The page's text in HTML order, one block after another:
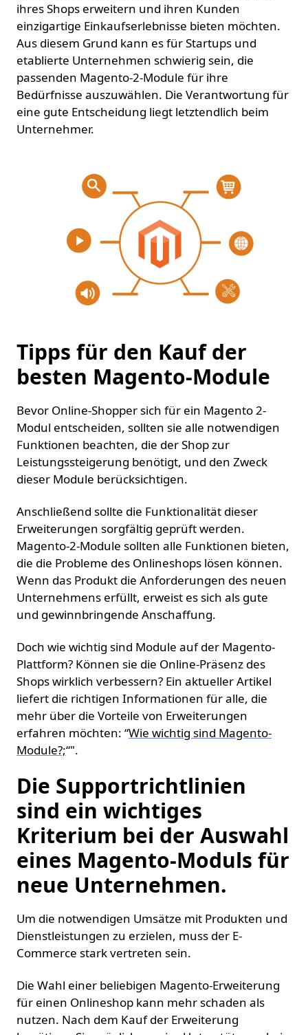
ihres Shops erweitern und ihren Kunden
einzigartige Einkaufserlebnisse bieten möchten.
Aus diesem Grund kann es für Startups und
etablierte Unternehmen schwierig sein, die
passenden Magento-2-Module für ihre
Bedürfnisse auszuwählen. Die Verantwortung für
eine gute Entscheidung liegt letztendlich beim
Unternehmer.
Tipps für den Kauf der
besten Magento-Module
Bevor Online-Shopper sich für ein Magento 2-
Modul entscheiden, sollten sie alle notwendigen
Funktionen beachten, die der Shop zur
Leistungssteigerung benötigt, und den Zweck
dieser Module berücksichtigen.
Anschließend sollte die Funktionalität dieser
Erweiterungen sorgfältig geprüft werden.
Magento-2-Module sollten alle Funktionen bieten,
die die Probleme des Onlineshops lösen können.
Wenn das Produkt die Anforderungen des neuen
Unternehmens erfüllt, erweist es sich als gute
und gewinnbringende Anschaffung.
Doch wie wichtig sind Module auf der Magento-
Plattform? Können sie die Online-Präsenz des
Shops wirklich verbessern? Ein aktueller Artikel
liefert die richtigen Informationen für alle, die
mehr über die Vorteile von Erweiterungen
erfahren möchten: “Wie wichtig sind Magento-
Module?;“".
Die Supportrichtlinien
sind ein wichtiges
Kriterium bei der Auswahl
eines Magento-Moduls für
neue Unternehmen.
Um die notwendigen Umsätze mit Produkten und
Dienstleistungen zu erzielen, muss der E-
Commerce stark vertreten sein.
Die Wahl einer beliebigen Magento-Erweiterung
für einen Onlineshop kann mehr schaden als
nutzen. Nach dem Kauf der Erweiterung